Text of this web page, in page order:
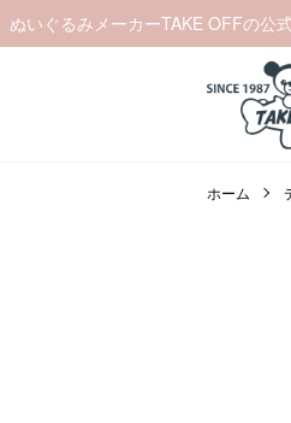
ぬいぐるみメーカーTAKE OFFの公
ホーム